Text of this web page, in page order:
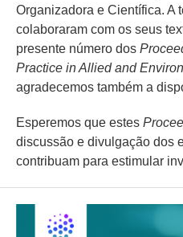
Organizadora e Científica. A
colaboraram com os seus
presente número dos
Practice in Allied and
agradecemos também a
Esperemos que estes
discussão e divulgação dos
contribuam para estimular